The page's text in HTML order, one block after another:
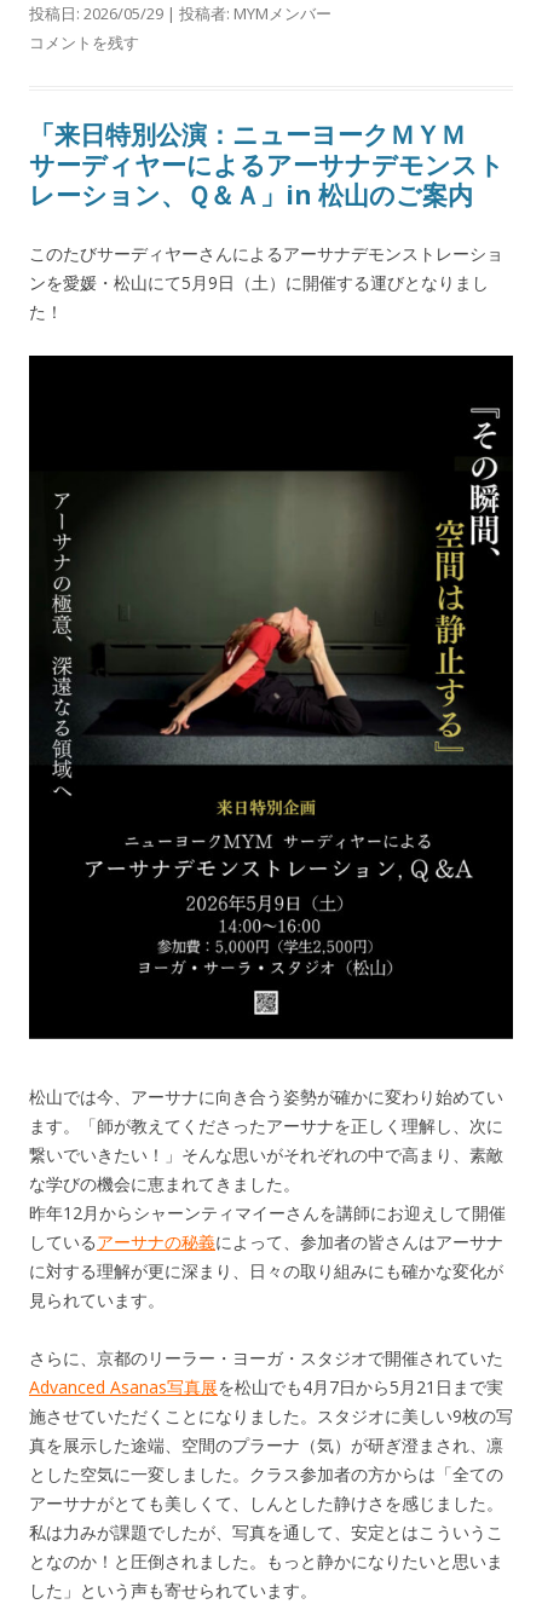
投稿日: 2026/05/29 | 投稿者: MYMメンバー
コメントを残す
「来日特別公演：ニューヨークＭＹＭ
サーディヤーによるアーサナデモンスト
レーション、Ｑ＆Ａ」in 松山のご案内
このたびサーディヤーさんによるアーサナデモンストレーショ
ンを愛媛・松山にて5月9日（土）に開催する運びとなりまし
た！
松山では今、アーサナに向き合う姿勢が確かに変わり始めてい
ます。「師が教えてくださったアーサナを正しく理解し、次に
繋いでいきたい！」そんな思いがそれぞれの中で高まり、素敵
な学びの機会に恵まれてきました。
昨年12月からシャーンティマイーさんを講師にお迎えして開催
しているアーサナの秘義によって、参加者の皆さんはアーサナ
に対する理解が更に深まり、日々の取り組みにも確かな変化が
見られています。
さらに、京都のリーラー・ヨーガ・スタジオで開催されていた
Advanced Asanas写真展を松山でも4月7日から5月21日まで実
施させていただくことになりました。スタジオに美しい9枚の写
真を展示した途端、空間のプラーナ（気）が研ぎ澄まされ、凛
とした空気に一変しました。クラス参加者の方からは「全ての
アーサナがとても美しくて、しんとした静けさを感じました。
私は力みが課題でしたが、写真を通して、安定とはこういうこ
となのか！と圧倒されました。もっと静かになりたいと思いま
した」という声も寄せられています。